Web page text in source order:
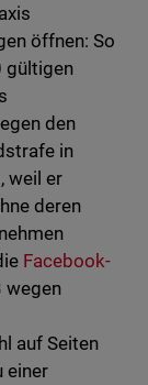
öffnen: So
gültigen
den
in
weil er
deren
Facebook-
auf Seiten
einer